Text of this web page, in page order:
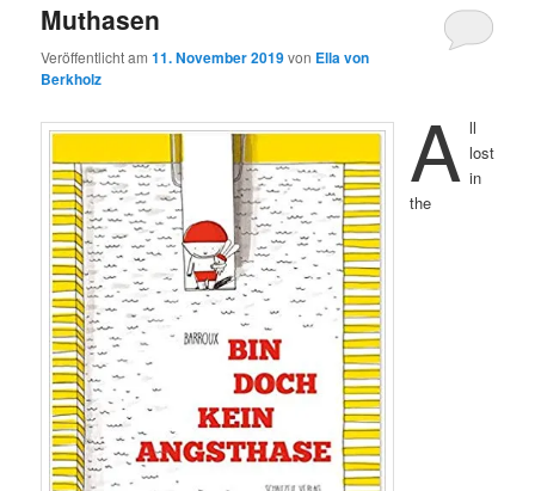
Muthasen
Veröffentlicht am11. November 2019von Ella von
Berkholz
A ll
lost
in
the